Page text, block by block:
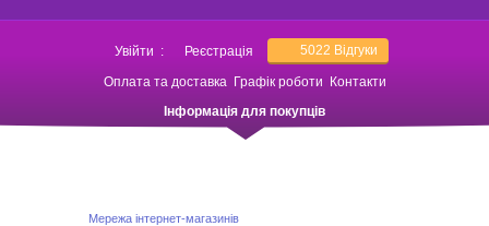
Увійти : Реєстрація 5022 Відгуки
Оплата та доставка Графік роботи
Контакти
Інформація для покупців
Мережа інтернет-магазинів